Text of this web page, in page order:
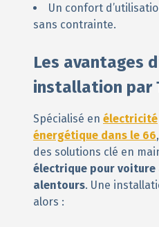
Un confort
sans contrainte.
Les avantages
installation par
Spécialisé en électricité
énergétique dans le 66
des solutions clé en
électrique pour voiture
alentours. Une
alors :